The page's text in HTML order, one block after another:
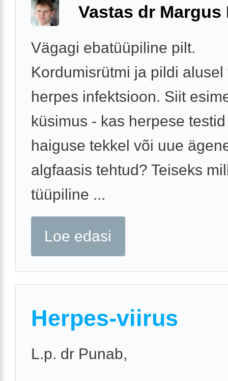
Vastas dr Margus
Vägagi ebatüüpiline pilt.
Kordumisrütmi ja pildi alusel
herpes infektsioon. Siit
küsimus - kas herpese
haiguse tekkel või uue
algfaasis tehtud? Teiseks
tüüpiline ...
Loe edasi
Herpes-viirus
L.p. dr Punab,